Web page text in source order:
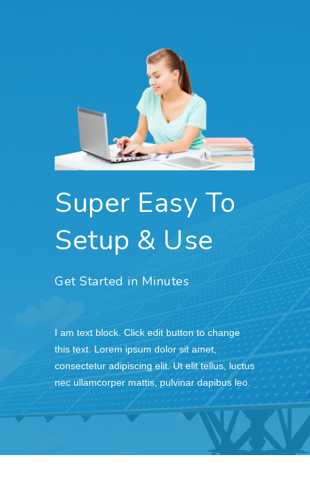
Super Easy To
Setup & Use
Get Started in Minutes
I am text block. Click edit button to change
this text. Lorem ipsum dolor sit amet,
consectetur adipiscing elit. Ut elit tellus, luctus
nec ullamcorper mattis, pulvinar dapibus leo.